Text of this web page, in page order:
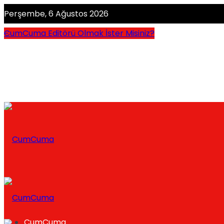
Perşembe, 6 Ağustos 2026
CumCuma Editörü Olmak İster Misiniz?